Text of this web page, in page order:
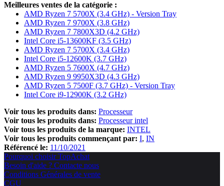
Meilleures ventes de la catégorie :
AMD Ryzen 7 5700X (3.4 GHz) - Version Tray
AMD Ryzen 7 9700X (3.8 GHz)
AMD Ryzen 7 7800X3D (4.2 GHz)
Intel Core i5-13600KF (3.5 GHz)
AMD Ryzen 7 5700X (3.4 GHz)
Intel Core i5-12600K (3.7 GHz)
AMD Ryzen 5 7600X (4.7 GHz)
AMD Ryzen 9 9950X3D (4.3 GHz)
AMD Ryzen 5 7500F (3.7 GHz) - Version Tray
Intel Core i9-12900K (3.2 GHz)
Voir tous les produits dans: Processeur
Voir tous les produits dans: Processeur intel
Voir tous les produits de la marque: INTEL
Voir tous les produits commençant par: I IN
Référencé le: 11/10/2021
Pourquoi choisir TopAchat
Besoin d'aide ? Contacte nous
Conditions Générales de vente
CGU